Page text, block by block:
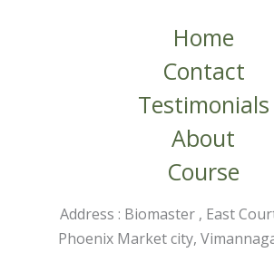
Home
Contact
Testimonials
About
Course
Address : Biomaster , East
Phoenix Market city,